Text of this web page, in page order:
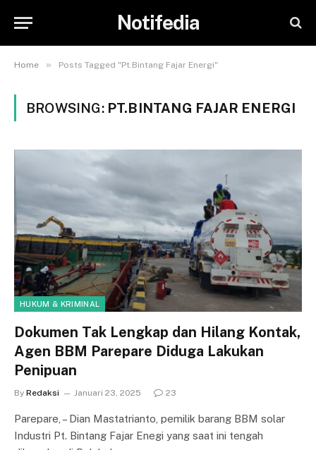
Notifedia
Home » Posts Tagged "Pt.Bintang Fajar Energi"
BROWSING: PT.BINTANG FAJAR ENERGI
HUKUM & KRIMINAL
Dokumen Tak Lengkap dan Hilang Kontak,
Agen BBM Parepare Diduga Lakukan
Penipuan
By Redaksi Januari 23, 2025 23
Parepare, – Dian Mastatrianto, pemilik barang BBM solar
Industri Pt. Bintang Fajar Enegi yang saat ini tengah